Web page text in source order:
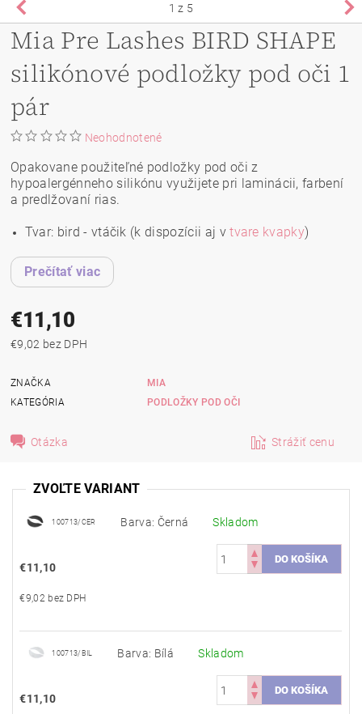
1 z 5
Mia Pre Lashes BIRD SHAPE
silikónové podložky pod oči 1
pár
Neohodnotené
Opakovane použiteľné podložky pod oči z
hypoalergénneho silikónu využijete pri laminácii, farbení
a predlžovaní rias.
Tvar: bird - vtáčik (k dispozícii aj vtvare kvapky)
Prečítať viac
€11,10
€9,02 bez DPH
ZNAČKA
MIA
KATEGÓRIA
PODLOŽKY POD OČI
Otázka Strážiť cenu
ZVOĽTE VARIANT
100713/CER Barva: Černá Skladom
€11,10
€9,02 bez DPH
100713/BIL Barva: Bílá Skladom
€11,10